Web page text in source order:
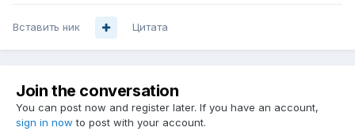
Вставить ник Цитата
Join the conversation
You can post now and register later. If you have an account,
sign in now to post with your account.